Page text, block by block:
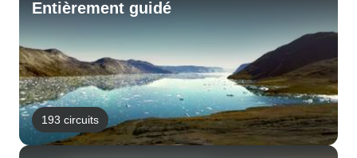
Entièrement guidé
193 circuits